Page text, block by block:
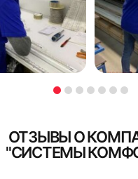
проема.
конструкция и
Длину стенового
с расстоянием от
к результату
считают стеновой
или выступающего
крупные препятствия,
с удлинителем.
фурнитуры
жалюзи.
и согласен с
данных
и согласен с
данных
обязательно для заполнения
ОТЗЫВЫ О
"СИСТЕМЫ